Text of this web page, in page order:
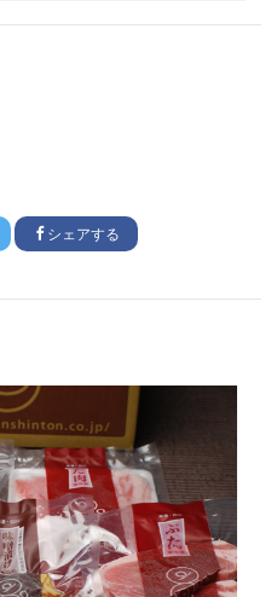
シェアする